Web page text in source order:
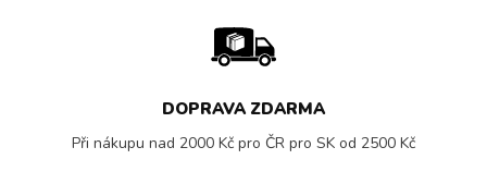
DOPRAVA ZDARMA
Při nákupu nad 2000 Kč pro ČR pro SK od 2500 Kč